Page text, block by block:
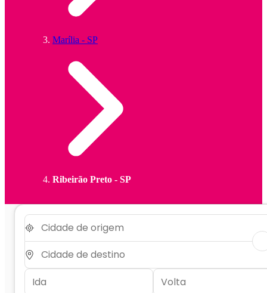
Marília - SP
Ribeirão Preto - SP